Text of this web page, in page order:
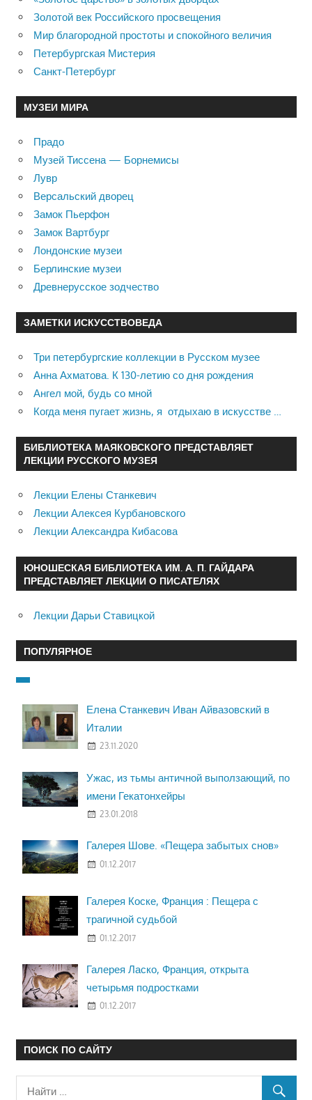
Золотой век Российского просвещения
Мир благородной простоты и спокойного величия
Петербургская Мистерия
Санкт-Петербург
МУЗЕИ МИРА
Прадо
Музей Тиссена — Борнемисы
Лувр
Версальский дворец
Замок Пьерфон
Замок Вартбург
Лондонские музеи
Берлинские музеи
Древнерусское зодчество
ЗАМЕТКИ ИСКУССТВОВЕДА
Три петербургские коллекции в Русском музее
Анна Ахматова. К 130-летию со дня рождения
Ангел мой, будь со мной
Когда меня пугает жизнь, я отдыхаю в искусстве …
БИБЛИОТЕКА МАЯКОВСКОГО ПРЕДСТАВЛЯЕТ
ЛЕКЦИИ РУССКОГО МУЗЕЯ
Лекции Елены Станкевич
Лекции Алексея Курбановского
Лекции Александра Кибасова
ЮНОШЕСКАЯ БИБЛИОТЕКА ИМ. А. П. ГАЙДАРА
ПРЕДСТАВЛЯЕТ ЛЕКЦИИ О ПИСАТЕЛЯХ
Лекции Дарьи Ставицкой
ПОПУЛЯРНОЕ
Елена Станкевич Иван Айвазовский в
Италии
23.11.2020
Ужас, из тьмы античной выползающий, по
имени Гекатонхейры
23.01.2018
Галерея Шове. «Пещера забытых снов»
01.12.2017
Галерея Коске, Франция : Пещера с
трагичной судьбой
01.12.2017
Галерея Ласко, Франция, открыта
четырьмя подростками
01.12.2017
ПОИСК ПО САЙТУ